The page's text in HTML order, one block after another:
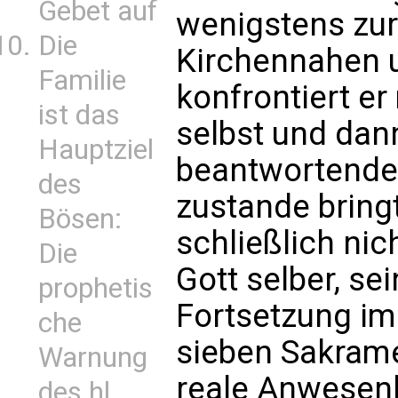
Gebet auf
Die
Familie
ist das
Hauptziel
des
Bösen:
Die
prophetis
che
Warnung
wenigstens
Kirchennahen
konfrontiert er
selbst und
zustande
schließlich
Gott selber,
Fortsetzung
sieben
reale